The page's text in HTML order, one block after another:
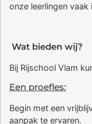
onze leerlingen vaak
Wat bieden wij?
Bij Rijschool Vlam
Een proefles:
Begin met een
aanpak te ervaren.